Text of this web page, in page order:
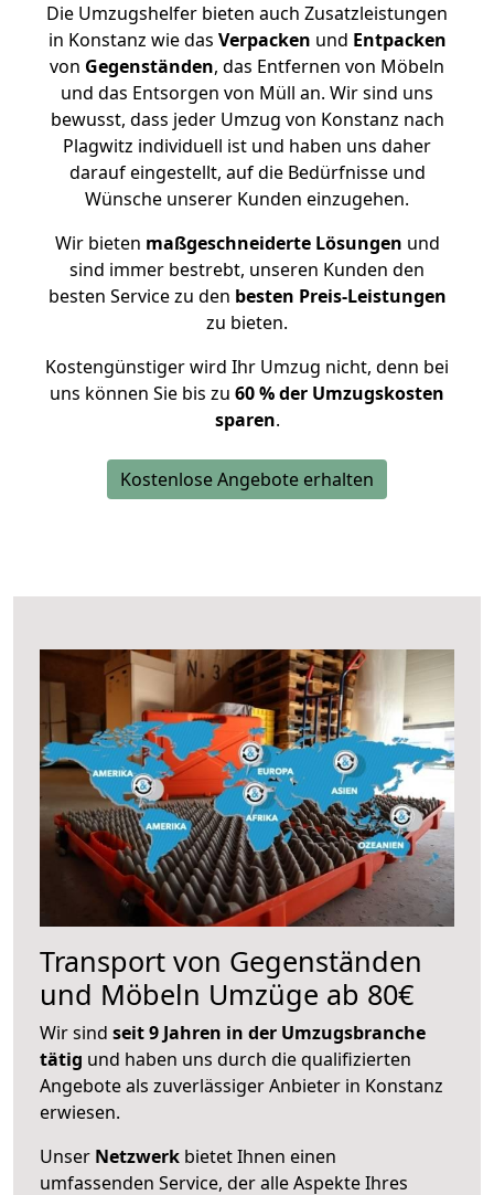
Die Umzugshelfer bieten auch Zusatzleistungen
in Konstanz wie das Verpacken und Entpacken
von Gegenständen, das Entfernen von Möbeln
und das Entsorgen von Müll an. Wir sind uns
bewusst, dass jeder Umzug von Konstanz nach
Plagwitz individuell ist und haben uns daher
darauf eingestellt, auf die Bedürfnisse und
Wünsche unserer Kunden einzugehen.
Wir bieten maßgeschneiderte Lösungen und
sind immer bestrebt, unseren Kunden den
besten Service zu den besten Preis-Leistungen
zu bieten.
Kostengünstiger wird Ihr Umzug nicht, denn bei
uns können Sie bis zu 60 % der Umzugskosten
sparen.
Kostenlose Angebote erhalten
Transport von Gegenständen
und Möbeln Umzüge ab 80€
Wir sind seit 9 Jahren in der Umzugsbranche
tätig und haben uns durch die qualifizierten
Angebote als zuverlässiger Anbieter in Konstanz
erwiesen.
Unser Netzwerk bietet Ihnen einen
umfassenden Service, der alle Aspekte Ihres